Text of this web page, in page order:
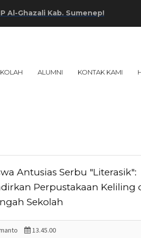
Kab. Sumenep!
ALUMNI KONTAK KAMI
Antusias Serbu "Literasik":
Perpustakaan Keliling
Sekolah
13.45.00